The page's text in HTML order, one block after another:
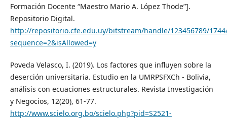
Formación Docente “Maestro Mario A. López Thode”].
Repositorio Digital.
http://repositorio.cfe.edu.uy/bitstream/handle/123456789/1744/
sequence=2&isAllowed=y
Poveda Velasco, I. (2019). Los factores que influyen sobre la
deserción universitaria. Estudio en la UMRPSFXCh - Bolivia,
análisis con ecuaciones estructurales. Revista Investigación
y Negocios, 12(20), 61-77.
http://www.scielo.org.bo/scielo.php?pid=S2521-